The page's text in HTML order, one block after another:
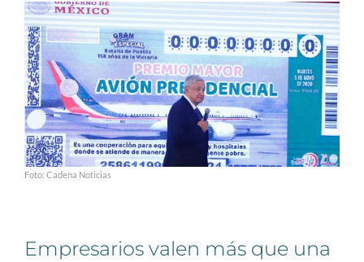
Foto: Cadena Noticias
Empresarios valen más que una